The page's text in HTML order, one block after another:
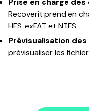
Recoverit prend en
HFS, exFAT et NTFS.
Prévisualisation des
prévisualiser les